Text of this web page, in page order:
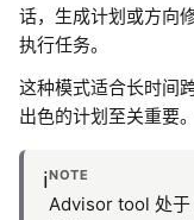
话，生成计划或方向
执行任务。
这种模式适合长时间
出色的计划至关重要
ℹ️NOTE
Advisor tool 处于